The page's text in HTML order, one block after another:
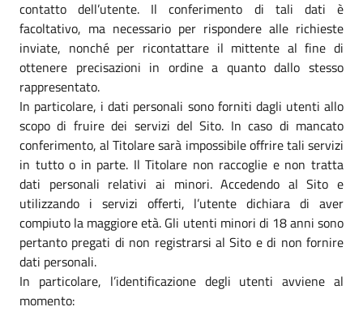
contatto dell’utente. Il conferimento di tali dati è
facoltativo, ma necessario per rispondere alle richieste
inviate, nonché per ricontattare il mittente al fine di
ottenere precisazioni in ordine a quanto dallo stesso
rappresentato.
In particolare, i dati personali sono forniti dagli utenti allo
scopo di fruire dei servizi del Sito. In caso di mancato
conferimento, al Titolare sarà impossibile offrire tali servizi
in tutto o in parte. Il Titolare non raccoglie e non tratta
dati personali relativi ai minori. Accedendo al Sito e
utilizzando i servizi offerti, l’utente dichiara di aver
compiuto la maggiore età. Gli utenti minori di 18 anni sono
pertanto pregati di non registrarsi al Sito e di non fornire
dati personali.
In particolare, l’identificazione degli utenti avviene al
momento: